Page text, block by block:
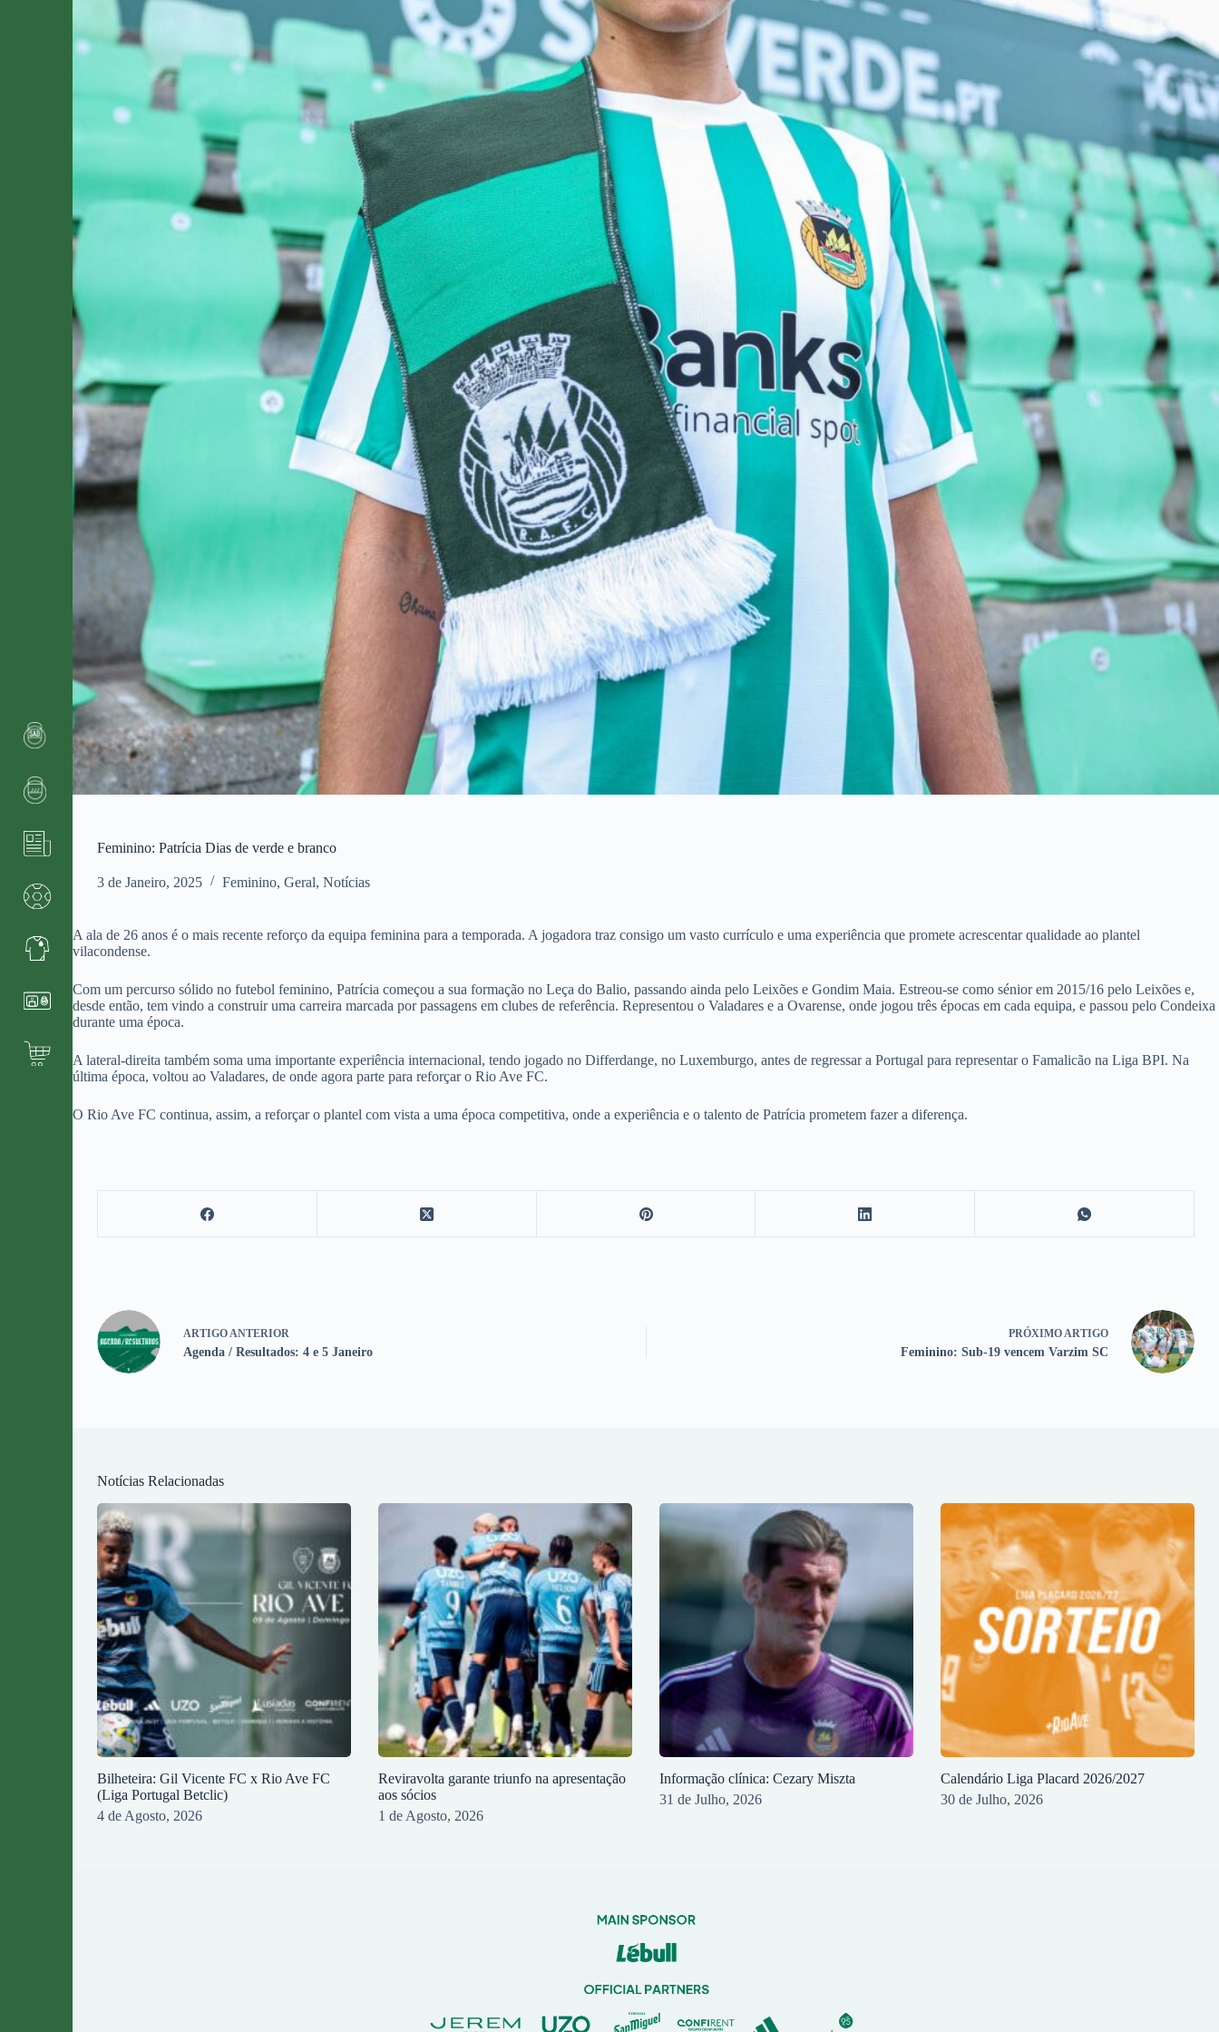
Feminino: Patrícia Dias de verde e branco
3 de Janeiro, 2025 Feminino,Geral,Notícias
A ala de 26 anos é o mais recente reforço da equipa feminina para a temporada. A jogadora traz consigo um vasto currículo e uma experiência que promete acrescentar qualidade ao plantel
vilacondense.
Com um percurso sólido no futebol feminino, Patrícia começou a sua formação no Leça do Balio, passando ainda pelo Leixões e Gondim Maia. Estreou-se como sénior em 2015/16 pelo Leixões e,
desde então, tem vindo a construir uma carreira marcada por passagens em clubes de referência. Representou o Valadares e a Ovarense, onde jogou três épocas em cada equipa, e passou pelo Condeixa
durante uma época.
A lateral-direita também soma uma importante experiência internacional, tendo jogado no Differdange, no Luxemburgo, antes de regressar a Portugal para representar o Famalicão na Liga BPI. Na
última época, voltou ao Valadares, de onde agora parte para reforçar o Rio Ave FC.
O Rio Ave FC continua, assim, a reforçar o plantel com vista a uma época competitiva, onde a experiência e o talento de Patrícia prometem fazer a diferença.
ARTIGO ANTERIOR
Agenda / Resultados: 4 e 5 Janeiro
PRÓXIMO ARTIGO
Feminino: Sub-19 vencem Varzim SC
Notícias Relacionadas
Bilheteira: Gil Vicente FC x Rio Ave FC
(Liga Portugal Betclic)
4 de Agosto, 2026
Reviravolta garante triunfo na apresentação
aos sócios
1 de Agosto, 2026
Informação clínica: Cezary Miszta
31 de Julho, 2026
Calendário Liga Placard 2026/2027
30 de Julho, 2026